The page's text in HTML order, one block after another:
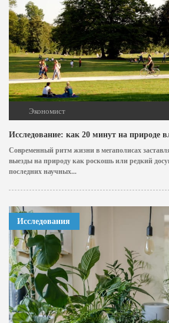
Экономист
Исследование: как 20 минут на природе
Современный ритм жизни в мегаполисах
выезды на природу как роскошь или редкий
последних научных...
Исследования